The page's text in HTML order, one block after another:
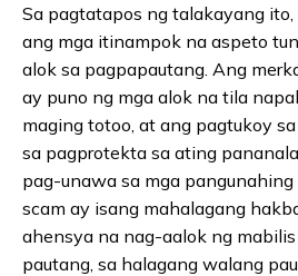
Sa pagtatapos ng talakayang
ang mga itinampok na aspeto
alok sa pagpapautang. Ang
ay puno ng mga alok na tila
maging totoo, at ang pagtukoy
sa pagprotekta sa ating
pag-unawa sa mga
scam ay isang mahalagang
ahensya na nag-aalok ng
pautang, sa halagang walang